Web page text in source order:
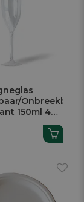
Onbreekbaar
150ml 4